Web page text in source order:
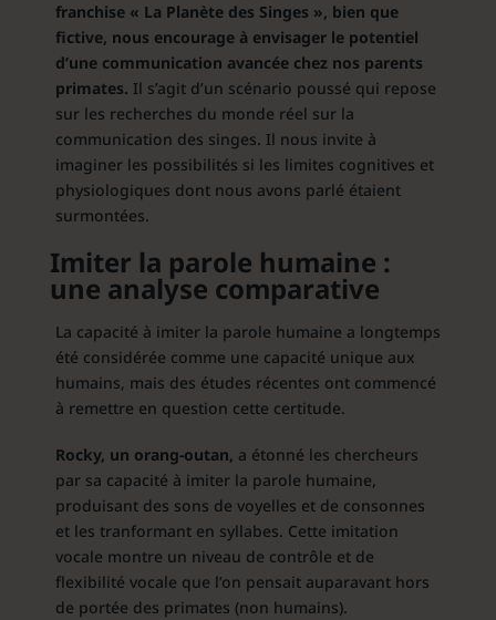
franchise « La Planète des Singes », bien que
fictive, nous encourage à envisager le potentiel
d’une communication avancée chez nos parents
primates. Il s’agit d’un scénario poussé qui repose
sur les recherches du monde réel sur la
communication des singes. Il nous invite à
imaginer les possibilités si les limites cognitives et
physiologiques dont nous avons parlé étaient
surmontées.
Imiter la parole humaine :
une analyse comparative
La capacité à imiter la parole humaine a longtemps
été considérée comme une capacité unique aux
humains, mais des études récentes ont commencé
à remettre en question cette certitude.
Rocky, un orang-outan, a étonné les chercheurs
par sa capacité à imiter la parole humaine,
produisant des sons de voyelles et de consonnes
et les tranformant en syllabes. Cette imitation
vocale montre un niveau de contrôle et de
flexibilité vocale que l’on pensait auparavant hors
de portée des primates (non humains).